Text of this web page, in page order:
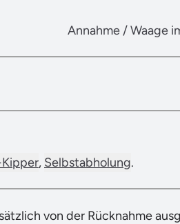
Annahme / Waage
, Selbstabholung.
von der Rücknahme